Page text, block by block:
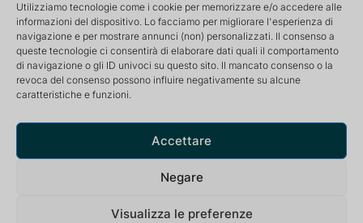
Utilizziamo tecnologie come i cookie per memorizzare e/o accedere alle
informazioni del dispositivo. Lo facciamo per migliorare l'esperienza di
navigazione e per mostrare annunci (non) personalizzati. Il consenso a
queste tecnologie ci consentirà di elaborare dati quali il comportamento
di navigazione o gli ID univoci su questo sito. Il mancato consenso o la
revoca del consenso possono influire negativamente su alcune
caratteristiche e funzioni.
Accettare
Negare
Visualizza le preferenze
tranquillo e stimolante per una vita ottimale.